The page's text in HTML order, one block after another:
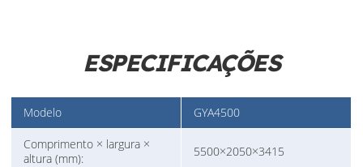
ESPECIFICAÇÕES
Modelo GYA4500
Comprimento × largura ×
altura (mm):
5500×2050×3415